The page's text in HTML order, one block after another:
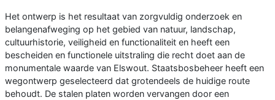
Het ontwerp is het resultaat van zorgvuldig onderzoek en
belangenafweging op het gebied van natuur, landschap,
cultuurhistorie, veiligheid en functionaliteit en heeft een
bescheiden en functionele uitstraling die recht doet aan de
monumentale waarde van Elswout. Staatsbosbeheer heeft een
wegontwerp geselecteerd dat grotendeels de huidige route
behoudt. De stalen platen worden vervangen door een